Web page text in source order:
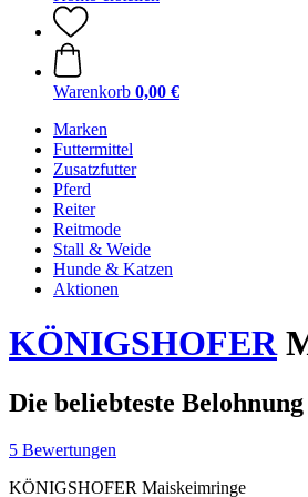
Warenkorb 0,00 €
Marken
Futtermittel
Zusatzfutter
Pferd
Reiter
Reitmode
Stall & Weide
Hunde & Katzen
Aktionen
KÖNIGSHOFER
Die beliebteste Belohnung
5 Bewertungen
KÖNIGSHOFER Maiskeimringe